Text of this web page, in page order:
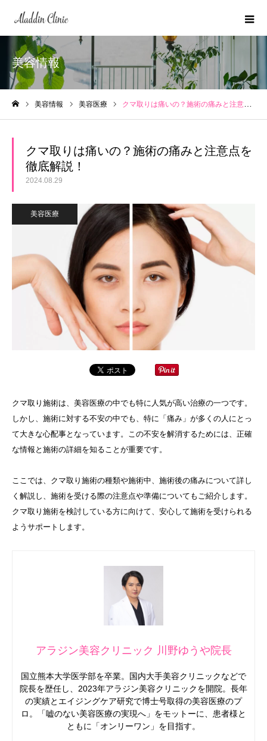
美容情報
美容情報 美容医療 クマ取りは痛いの？施術の痛みと注意点を徹底解説！
クマ取りは痛いの？施術の痛みと注意点を
徹底解説！
2024.08.29
美容医療
クマ取り施術は、美容医療の中でも特に人気が高い治療の一つです。
しかし、施術に対する不安の中でも、特に「痛み」が多くの人にとっ
て大きな心配事となっています。この不安を解消するためには、正確
な情報と施術の詳細を知ることが重要です。
ここでは、クマ取り施術の種類や施術中、施術後の痛みについて詳し
く解説し、施術を受ける際の注意点や準備についてもご紹介します。
クマ取り施術を検討している方に向けて、安心して施術を受けられる
ようサポートします。
アラジン美容クリニック 川野ゆうや院長
国立熊本大学医学部を卒業。国内大手美容クリニックなどで
院長を歴任し、2023年アラジン美容クリニックを開院。長年
の実績とエイジングケア研究で博士号取得の美容医療のプ
ロ。「嘘のない美容医療の実現へ」をモットーに、患者様と
ともに「オンリーワン」を目指す。